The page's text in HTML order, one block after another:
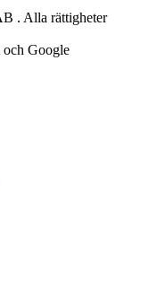
. Alla rättigheter
Google